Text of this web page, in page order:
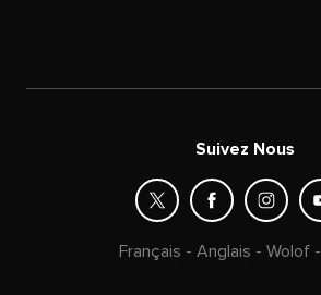
Suivez Nous
Français - Anglais - Wolof-